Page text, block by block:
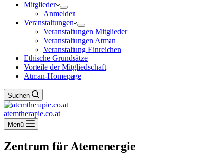
Mitglieder
Anmelden
Veranstaltungen
Veranstaltungen Mitglieder
Veranstaltungen Atman
Veranstaltung Einreichen
Ethische Grundsätze
Vorteile der Mitgliedschaft
Atman-Homepage
Suchen
atemtherapie.co.at
Menü
Zentrum für Atemenergie